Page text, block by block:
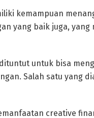
kemampuan
yang baik juga, yang
untuk bisa
Salah satu yang
creative